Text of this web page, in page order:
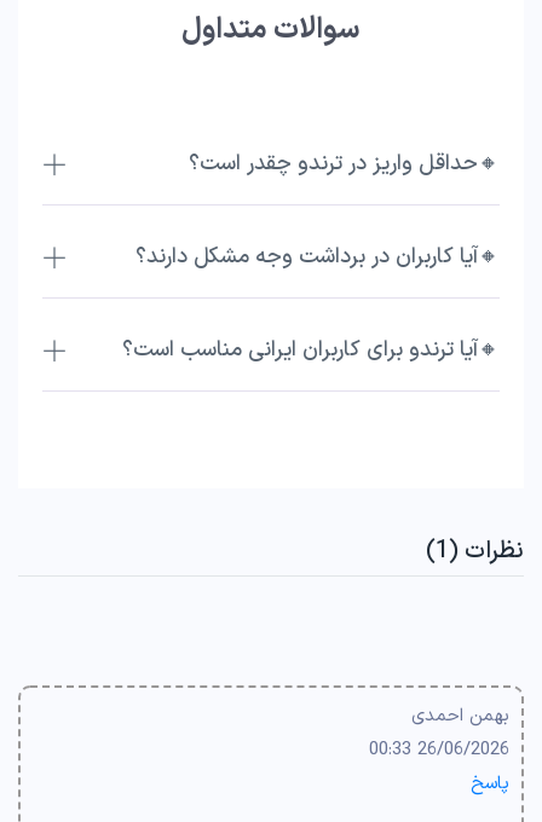
سوالات متداول
🔸حداقل واریز در ترندو چقدر است؟
🔸آیا کاربران در برداشت وجه مشکل دارند؟
🔸آیا ترندو برای کاربران ایرانی مناسب است؟
نظرات (1)
بهمن احمدی
26/06/2026 00:33
پاسخ